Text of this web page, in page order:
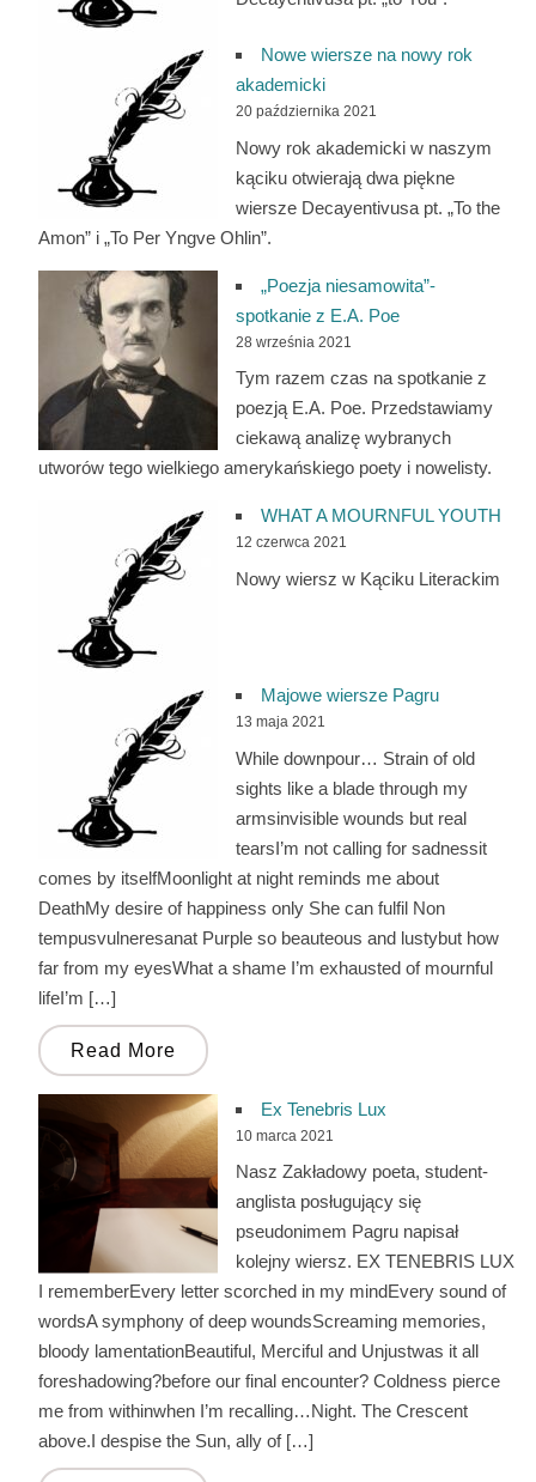
Nowe wiersze na nowy rok
akademicki
20 października 2021
Nowy rok akademicki w naszym
kąciku otwierają dwa piękne
wiersze Decayentivusa pt. „To the
Amon” i „To Per Yngve Ohlin”.
„Poezja niesamowita”-
spotkanie z E.A. Poe
28 września 2021
Tym razem czas na spotkanie z
poezją E.A. Poe. Przedstawiamy
ciekawą analizę wybranych
utworów tego wielkiego amerykańskiego poety i nowelisty.
WHAT A MOURNFUL YOUTH
12 czerwca 2021
Nowy wiersz w Kąciku Literackim
Majowe wiersze Pagru
13 maja 2021
While downpour… Strain of old
sights like a blade through my
armsinvisible wounds but real
tearsI’m not calling for sadnessit
comes by itselfMoonlight at night reminds me about
DeathMy desire of happiness only She can fulfil Non
tempusvulneresanat Purple so beauteous and lustybut how
far from my eyesWhat a shame I’m exhausted of mournful
lifeI’m […]
Read More
Ex Tenebris Lux
10 marca 2021
Nasz Zakładowy poeta, student-
anglista posługujący się
pseudonimem Pagru napisał
kolejny wiersz. EX TENEBRIS LUX
I rememberEvery letter scorched in my mindEvery sound of
wordsA symphony of deep woundsScreaming memories,
bloody lamentationBeautiful, Merciful and Unjustwas it all
foreshadowing?before our final encounter? Coldness pierce
me from withinwhen I’m recalling…Night. The Crescent
above.I despise the Sun, ally of […]